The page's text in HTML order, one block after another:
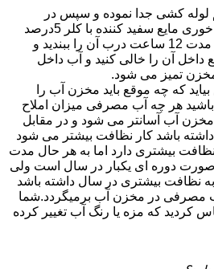
لوله کشی جدا نموده و سپس در
100لیتر آب یک قاشق چای خوری مایع سفید کننده با کلر 5درصد
داخل مخزن آب بریزید و در مدت 12 ساعت درب آن را ببندید و
داخل آن را خالی کنید و آب داخل
مخزن تمیز می شود.
که چه موقع باید مخزن آب را
هر چه آب مصرفی میزان املاح
آب آسانتر می شود و در مقابل
باشد کار نظافت بیشتر می شود
نظافت بیشتری دارد اما به هر حال مدت
دوره ای یکبار در سال است ولی
نظافت بیشتری در سال داشته باشد
مصرفی در مخزن آب برمیگردد.شما
کردید که مزه یا رنگ آب تغییر کرده